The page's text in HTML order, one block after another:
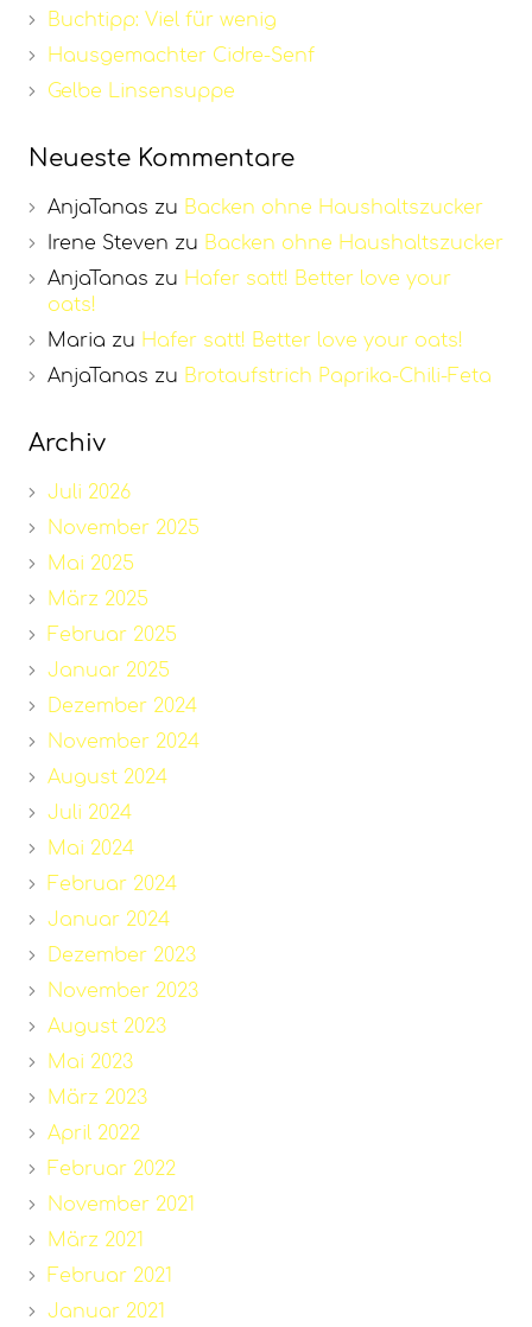
Buchtipp: Viel für wenig
Hausgemachter Cidre-Senf
Gelbe Linsensuppe
Neueste Kommentare
AnjaTanas zu Backen ohne Haushaltszucker
Irene Steven zu Backen ohne Haushaltszucker
AnjaTanas zu Hafer satt! Better love your
oats!
Maria zu Hafer satt! Better love your oats!
AnjaTanas zu Brotaufstrich Paprika-Chili-Feta
Archiv
Juli 2026
November 2025
Mai 2025
März 2025
Februar 2025
Januar 2025
Dezember 2024
November 2024
August 2024
Juli 2024
Mai 2024
Februar 2024
Januar 2024
Dezember 2023
November 2023
August 2023
Mai 2023
März 2023
April 2022
Februar 2022
November 2021
März 2021
Februar 2021
Januar 2021